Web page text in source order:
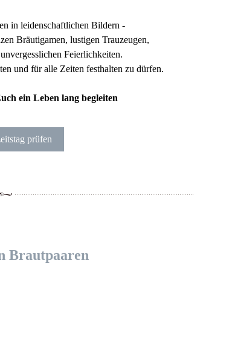
in leidenschaftlichen Bildern -
Bräutigamen, lustigen Trauzeugen,
Feierlichkeiten.
und für alle Zeiten festhalten zu dürfen.
ein Leben lang begleiten
prüfen
Brautpaaren